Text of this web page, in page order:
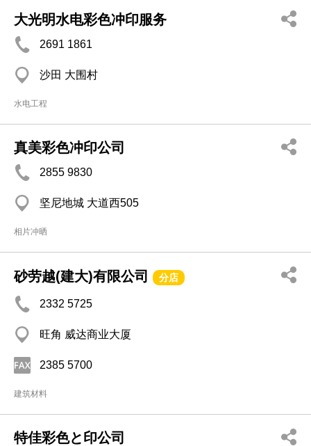
大光明水电彩色冲印服务
2691 1861
沙田 大围村
水电工程
真美彩色冲印公司
2855 9830
坚尼地城 大道西505
相片冲晒
砂劳越(建大)有限公司 分店
2332 5725
旺角 威达商业大厦
2385 5700
建筑材料
特佳彩色と印公司